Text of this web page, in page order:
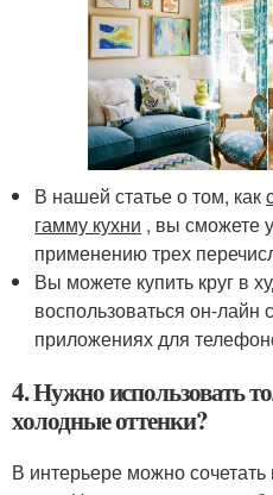
В нашей статье о том, как
гамму кухни , вы сможете
применению трех
Вы можете купить круг в
воспользоваться он-
приложениях для
4. Нужно использовать
холодные оттенки?
В интерьере можно